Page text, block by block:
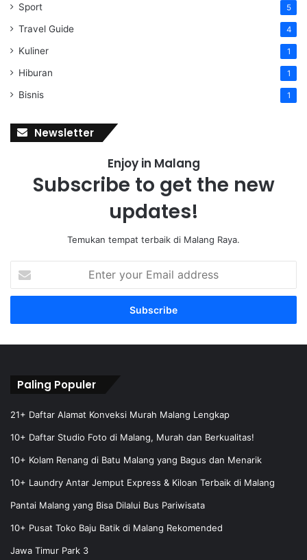
Sport 5
Travel Guide 4
Kuliner 1
Hiburan 1
Bisnis 1
Newsletter
Enjoy in Malang
Subscribe to get the new
updates!
Temukan tempat terbaik di Malang Raya.
t
r
m
l
d
e
s
Paling Populer
21+ Daftar Alamat Konveksi Murah Malang Lengkap
10+ Daftar Studio Foto di Malang, Murah dan Berkualitas!
10+ Kolam Renang di Batu Malang yang Bagus dan Menarik
10+ Laundry Antar Jemput Express & Kiloan Terbaik di Malang
Pantai Malang yang Bisa Dilalui Bus Pariwisata
10+ Pusat Toko Baju Batik di Malang Rekomended
Jawa Timur Park 3